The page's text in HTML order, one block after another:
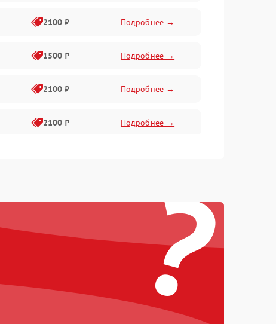
2100 ₽ Подробнее →
1500 ₽ Подробнее →
2100 ₽ Подробнее →
2100 ₽ Подробнее →
?